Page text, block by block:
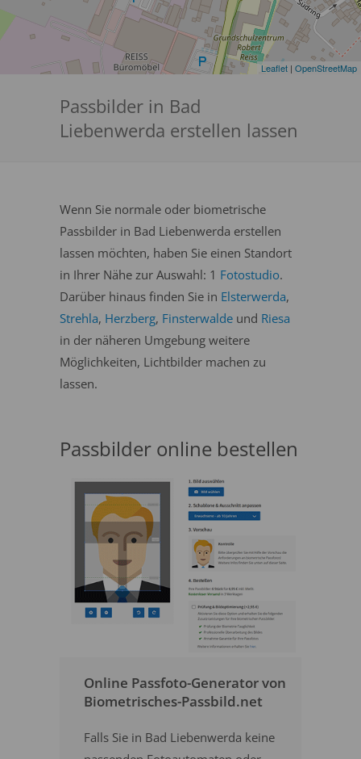
Leaflet | OpenStreetMap
Passbilder in Bad
Liebenwerda erstellen lassen
Wenn Sie normale oder biometrische
Passbilder in Bad Liebenwerda erstellen
lassen möchten, haben Sie einen Standort
in Ihrer Nähe zur Auswahl: 1 Fotostudio.
Darüber hinaus finden Sie in Elsterwerda,
Strehla, Herzberg, Finsterwalde und Riesa
in der näheren Umgebung weitere
Möglichkeiten, Lichtbilder machen zu
lassen.
Passbilder online bestellen
Online Passfoto-Generator von
Biometrisches-Passbild.net
Falls Sie in Bad Liebenwerda keine